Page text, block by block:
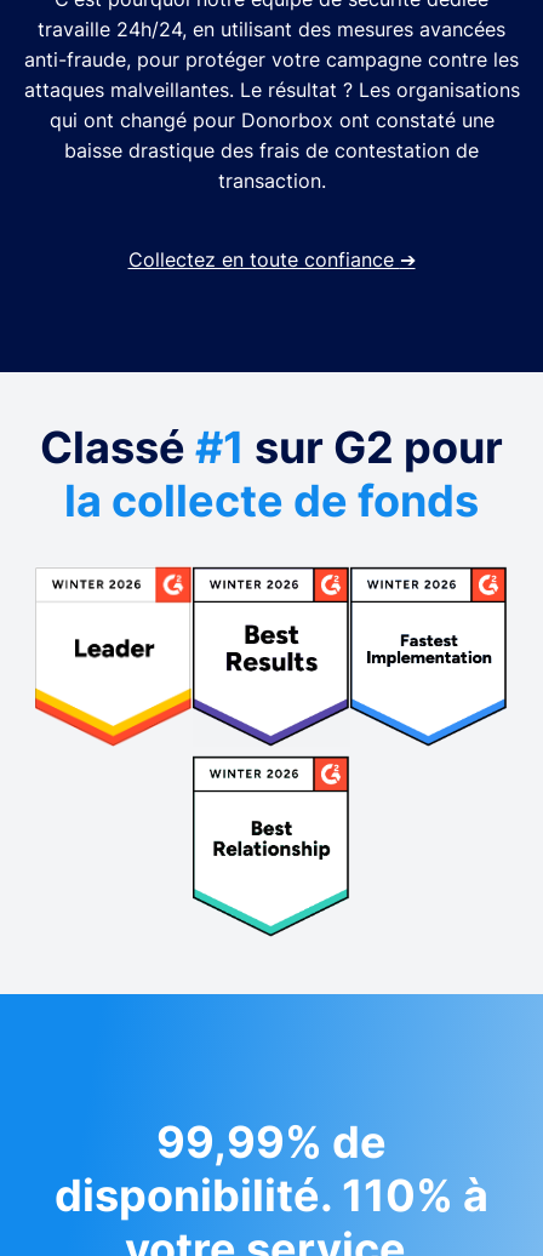
travaille 24h/24, en utilisant des mesures avancées
anti-fraude, pour protéger votre campagne contre les
attaques malveillantes. Le résultat ? Les organisations
qui ont changé pour Donorbox ont constaté une
baisse drastique des frais de contestation de
transaction.
Collectez en toute confiance ➔
Classé #1 sur G2 pour
la collecte de fonds
99,99% de
disponibilité. 110% à